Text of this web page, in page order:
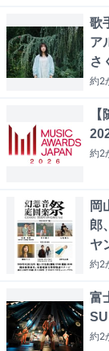
歌
ア
さ
約2
約2
岡
郎
ヤ
約2
富
約2